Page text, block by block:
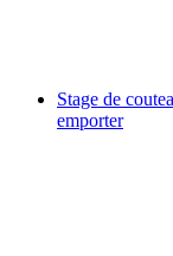
Stage de
emporter